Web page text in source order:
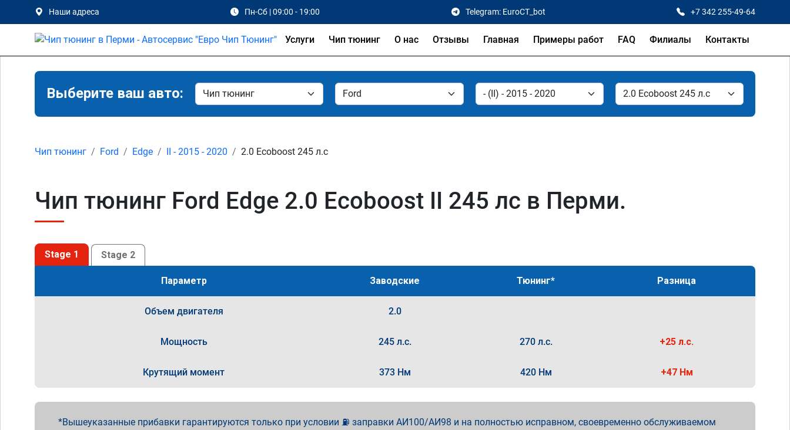
Наши адреса Пн-Сб | 09:00 - 19:00 Telegram: EuroCT_bot +7 342 255-49-64
Услуги Чип тюнинг О нас Отзывы Главная Примеры работ FAQ Филиалы Контакты
Выберите ваш авто:
Чип тюнинг Ford Edge II - 2015 - 2020 2.0 Ecoboost 245 л.с
Чип тюнинг Ford Edge 2.0 Ecoboost II 245 лс в Перми.
Stage 1 Stage 2
Параметр Заводские Тюнинг* Разница
Объем двигателя 2.0
Мощность 245 л.с. 270 л.с. +25 л.с.
Крутящий момент 373 Нм 420 Нм +47 Нм
Вышеуказанные прибавки гарантируются только при условии ⛽ заправки АИ100/АИ98 и на полностью исправном, своевременно обслуживаемом